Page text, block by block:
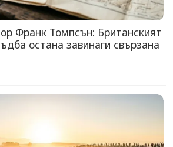
Франк Томпсън: Британският
остана завинаги свързана